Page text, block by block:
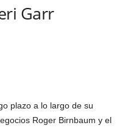
Garr
plazo a lo largo de su
Roger Birnbaum y el